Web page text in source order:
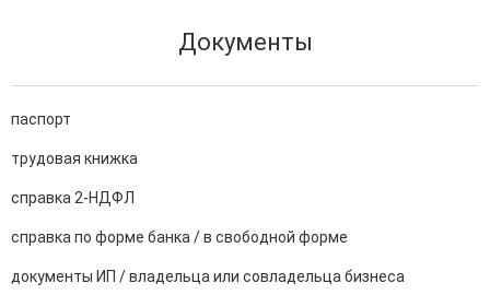
Документы
паспорт
трудовая книжка
справка 2-НДФЛ
справка по форме банка / в свободной форме
документы ИП / владельца или совладельца бизнеса